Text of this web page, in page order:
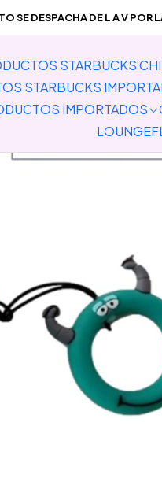
STARBUCKS
STARBUCKS
IMPORTADOS
SE DESPACHA DE L A V
IMPORTADOS Carcasas